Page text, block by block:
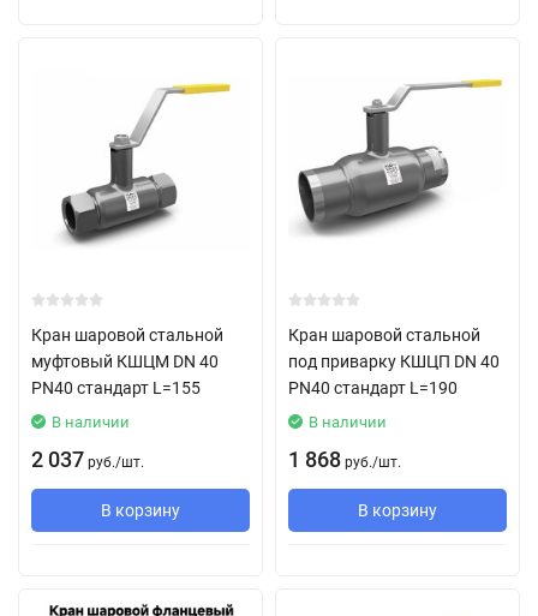
Кран шаровой стальной
муфтовый КШЦМ DN 40
PN40 стандарт L=155
В наличии
2 037 руб./шт.
В корзину
Кран шаровой стальной
под приварку КШЦП DN 40
PN40 стандарт L=190
В наличии
1 868 руб./шт.
В корзину